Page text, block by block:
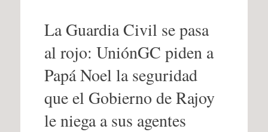
contenidoLa Guardia Civil se pasa
al rojo: UniónGC piden a
Papá Noel la seguridad
que el Gobierno de Rajoy
le niega a sus agentes